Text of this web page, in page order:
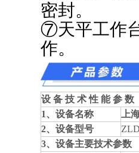
密封。
⑦天平工作
作。
设 备 技 术 性 能 参 数
1、设备名称
上
2、设备型号
3、设备主要技术参数